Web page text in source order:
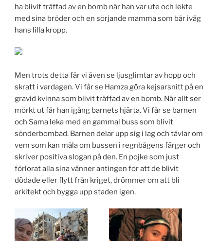
ha blivit träffad av en bomb när han var ute och lekte
med sina bröder och en sörjande mamma som bär iväg
hans lilla kropp.
Men trots detta får vi även se ljusglimtar av hopp och
skratt i vardagen. Vi får se Hamza göra kejsarsnitt på en
gravid kvinna som blivit träffad av en bomb. När allt ser
mörkt ut får han igång barnets hjärta. Vi får se barnen
och Sama leka med en gammal buss som blivit
sönderbombad. Barnen delar upp sig i lag och tävlar om
vem som kan måla om bussen i regnbågens färger och
skriver positiva slogan på den. En pojke som just
förlorat alla sina vänner antingen för att de blivit
dödade eller flytt från kriget, drömmer om att bli
arkitekt och bygga upp staden igen.